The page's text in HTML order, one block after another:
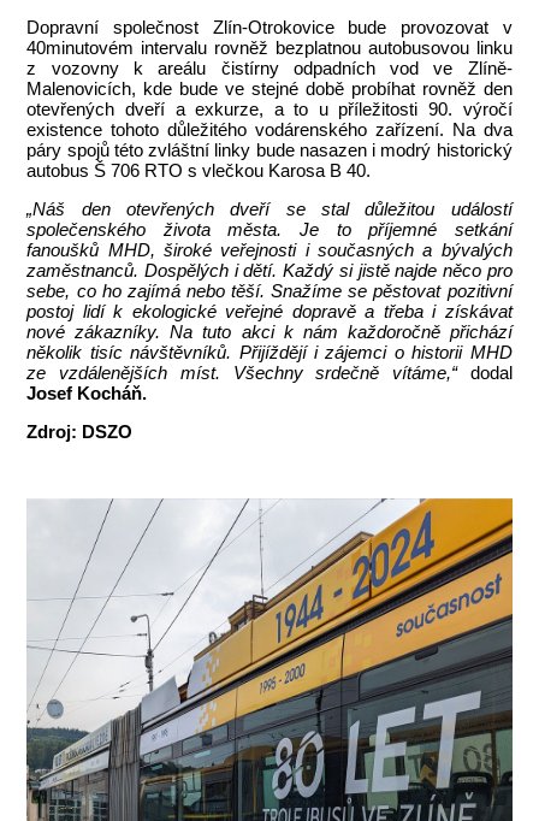
Dopravní společnost Zlín-Otrokovice bude provozovat v
40minutovém intervalu rovněž bezplatnou autobusovou linku
z vozovny k areálu čistírny odpadních vod ve Zlíně-
Malenovicích, kde bude ve stejné době probíhat rovněž den
otevřených dveří a exkurze, a to u příležitosti 90. výročí
existence tohoto důležitého vodárenského zařízení. Na dva
páry spojů této zvláštní linky bude nasazen i modrý historický
autobus Š 706 RTO s vlečkou Karosa B 40.
„Náš den otevřených dveří se stal důležitou událostí
společenského života města. Je to příjemné setkání
fanoušků MHD, široké veřejnosti i současných a bývalých
zaměstnanců. Dospělých i dětí. Každý si jistě najde něco pro
sebe, co ho zajímá nebo těší. Snažíme se pěstovat pozitivní
postoj lidí k ekologické veřejné dopravě a třeba i získávat
nové zákazníky. Na tuto akci k nám každoročně přichází
několik tisíc návštěvníků. Přijíždějí i zájemci o historii MHD
ze vzdálenějších míst. Všechny srdečně vítáme,“dodal
Josef Kocháň.
Zdroj: DSZO